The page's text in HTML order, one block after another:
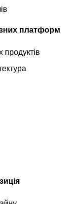
платформ
продуктів